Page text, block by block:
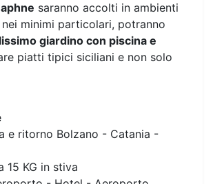
saranno accolti in ambienti
minimi particolari, potranno
giardino con piscina e
piatti tipici siciliani e non solo
e ritorno Bolzano - Catania -
15 KG in stiva